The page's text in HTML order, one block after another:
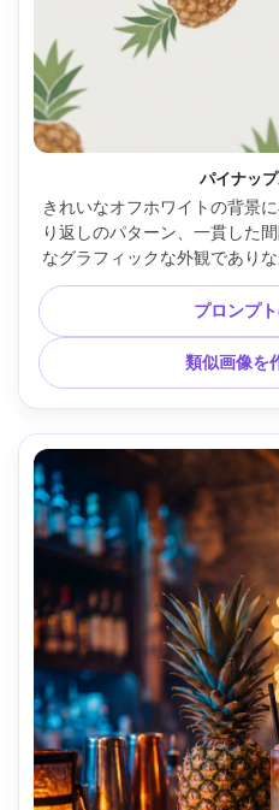
パイナッ
きれいなオフホワイトの背景
り返しのパターン、一貫した
なグラフィックな外観であり
でレンダリング、柔らかいス
な美的な壁紙デザイン、85mm
プロンプ
類似画像を